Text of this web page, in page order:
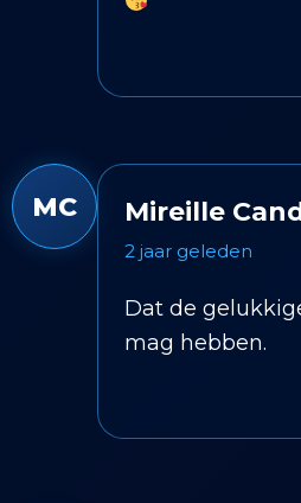
MC Mireille
2 jaar geleden
Dat de
mag hebben.